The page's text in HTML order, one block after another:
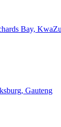
Bay,
Gauteng